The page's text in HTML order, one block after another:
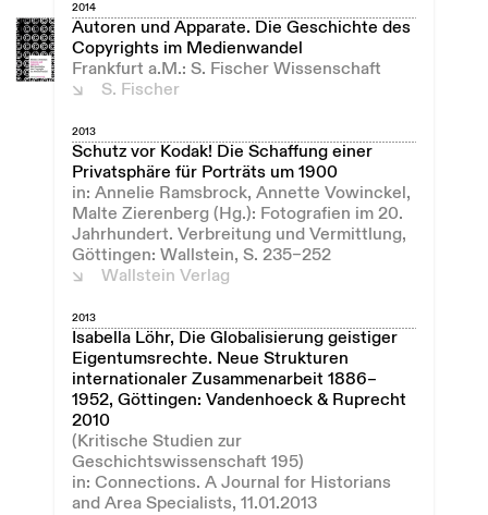
2014
Autoren und Apparate. Die Geschichte des
Copyrights im Medienwandel
Frankfurt a.M.: S. Fischer Wissenschaft
S. Fischer
2013
Schutz vor Kodak! Die Schaffung einer
Privatsphäre für Porträts um 1900
in: Annelie Ramsbrock, Annette Vowinckel,
Malte Zierenberg (Hg.): Fotografien im 20.
Jahrhundert. Verbreitung und Vermittlung,
Göttingen: Wallstein, S. 235–252
Wallstein Verlag
2013
Isabella Löhr, Die Globalisierung geistiger
Eigentumsrechte. Neue Strukturen
internationaler Zusammenarbeit 1886–
1952, Göttingen: Vandenhoeck & Ruprecht
2010
(Kritische Studien zur
Geschichtswissenschaft 195)
in: Connections. A Journal for Historians
and Area Specialists, 11.01.2013